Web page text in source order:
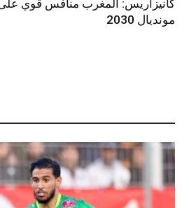
كانيزاريس: المغرب منافس قوي
مونديال 2030